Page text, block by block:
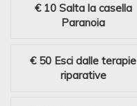
€ 10 Salta la casella
Paranoia
€ 50 Esci dalle terapie
riparative